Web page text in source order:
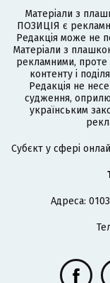
Матеріали з
ПОЗИЦІЯ є
Редакція може не
Матеріали з
рекламними, проте
контенту і
Редакція не несе
судження,
українським
Cубєкт у сфері
Адреса: